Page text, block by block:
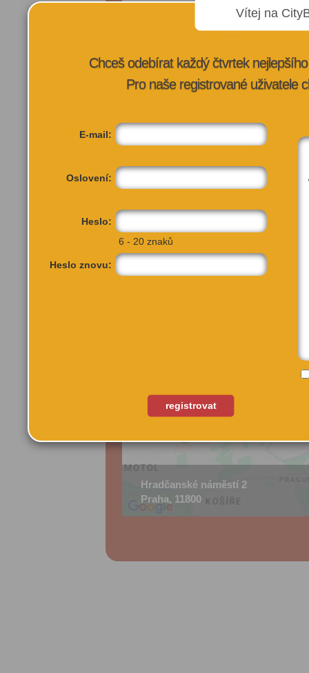
K tradičním zákuskům
Schwarzenberského
VÍCE
Hradčanské náměstí 2
Praha, 11800
Vítej na
Chceš odebírat každý čtvrtek
Pro naše registrované uživatele
E-mail:
Oslovení:
Heslo:
6 - 20 znaků
Heslo znovu:
registrovat